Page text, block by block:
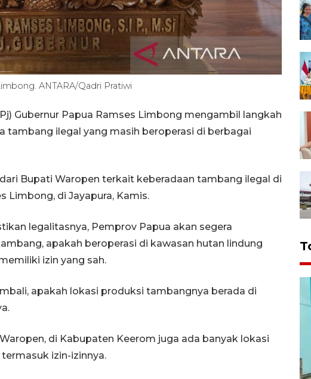
ANTARA/Qadri Pratiwi
Gubernur Papua Ramses Limbong mengambil langkah
tambang ilegal yang masih beroperasi di berbagai
Bupati Waropen terkait keberadaan tambang ilegal di
Limbong, di Jayapura, Kamis.
legalitasnya, Pemprov Papua akan segera
apakah beroperasi di kawasan hutan lindung
izin yang sah.
apakah lokasi produksi tambangnya berada di
di Kabupaten Keerom juga ada banyak lokasi
izin-izinnya.